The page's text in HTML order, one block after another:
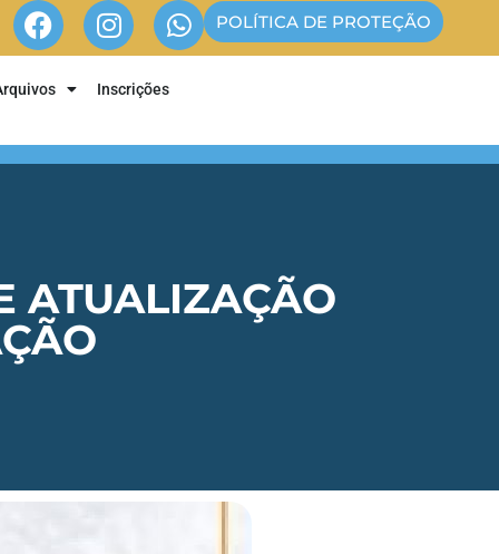
POLÍTICA DE PROTEÇÃO
Inscrições
ATUALIZAÇÃO